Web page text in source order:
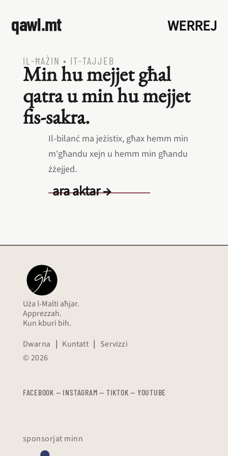
qawl.mt WERREJ
IL‑ĦAŻIN • IT‑TAJJEB
Min hu mejjet għal
qatra u min hu mejjet
fis‑sakra.
Il‑bilanċ ma jeżistix, għax hemm min
m'għandu xejn u hemm min għandu
żżejjed.
ara aktar →
Uża l-Malti aħjar.
Apprezzah.
Kun kburi bih.
Dwarna | Kuntatt | Servizzi
© 2026
FACEBOOK — INSTAGRAM — TIKTOK — YOUTUBE
sponsorjat minn